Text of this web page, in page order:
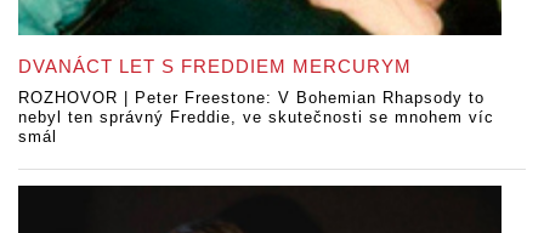
DVANÁCT LET S FREDDIEM MERCURYM
ROZHOVOR | Peter Freestone: V Bohemian Rhapsody to
nebyl ten správný Freddie, ve skutečnosti se mnohem víc
smál